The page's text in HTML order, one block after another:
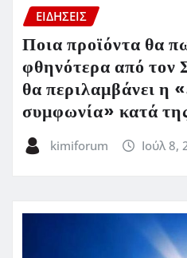
ΕΙΔΗΣΕΙΣ
Ποια προϊόντα θα
φθηνότερα από τον
θα περιλαμβάνει η
συμφωνία» κατά
kimiforum Ιούλ 8,